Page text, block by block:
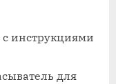
с инструкциями
для